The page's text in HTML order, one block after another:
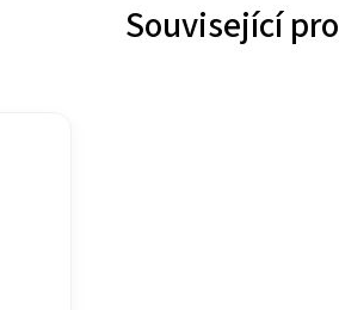
Související